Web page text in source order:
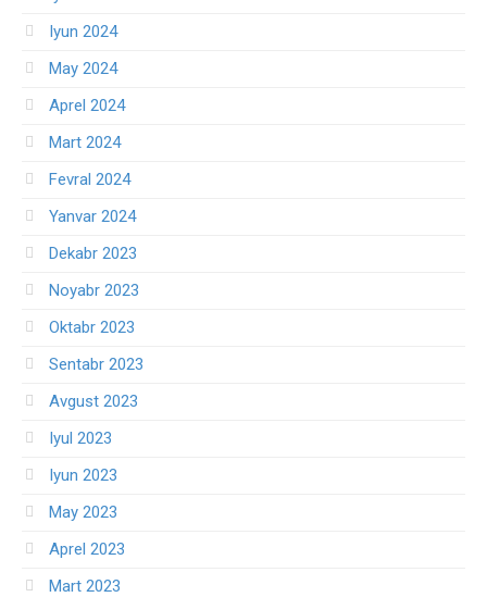
Iyun 2024
May 2024
Aprel 2024
Mart 2024
Fevral 2024
Yanvar 2024
Dekabr 2023
Noyabr 2023
Oktabr 2023
Sentabr 2023
Avgust 2023
Iyul 2023
Iyun 2023
May 2023
Aprel 2023
Mart 2023